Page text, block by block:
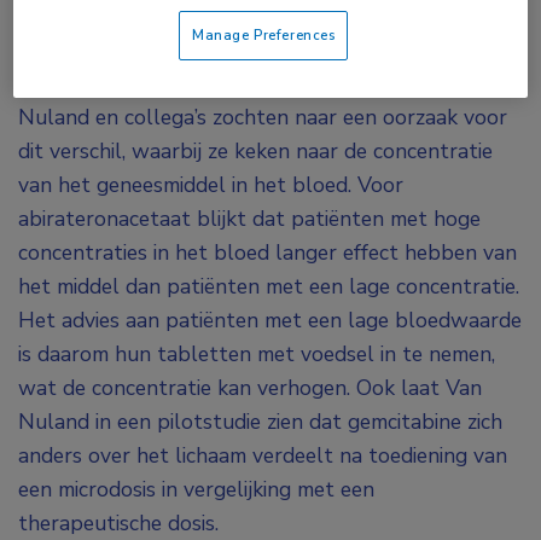
In de praktijk reageren sommige patiënten met
prostaatkanker heel goed op orale
Nuland en collega’s zochten naar een oorzaak voor
dit verschil, waarbij ze keken naar de concentratie
van het geneesmiddel in het bloed. Voor
abirateronacetaat blijkt dat patiënten met hoge
concentraties in het bloed langer effect hebben van
het middel dan patiënten met een lage concentratie.
Het advies aan patiënten met een lage bloedwaarde
is daarom hun tabletten met voedsel in te nemen,
wat de concentratie kan verhogen. Ook laat Van
Nuland in een pilotstudie zien dat gemcitabine zich
anders over het lichaam verdeelt na toediening van
een microdosis in vergelijking met een
therapeutische dosis.
Manage Preferences